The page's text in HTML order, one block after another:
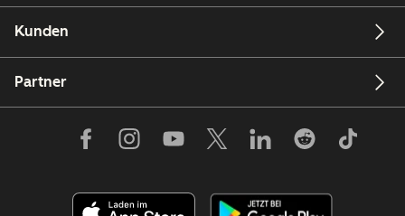
Kunden
Partner